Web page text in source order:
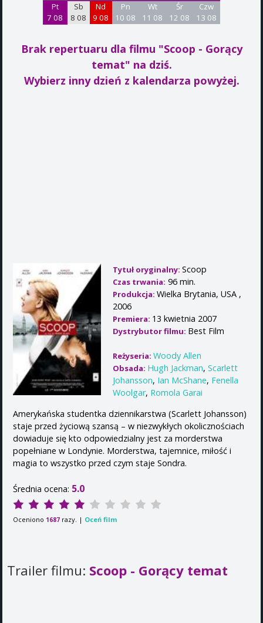
Pt
7 08
Sb
8 08
Nd
9 08
Pn
10 08
Wt
11 08
Śr
12 08
Czw
13 08
Brak repertuaru dla filmu "Scoop - Gorący
temat" na dziś.
Wybierz inny dzień z kalendarza powyżej.
Tytuł oryginalny: Scoop
Czas trwania: 96 min.
Produkcja: Wielka Brytania, USA ,
2006
Premiera: 13 kwietnia 2007
Dystrybutor filmu: Best Film
Reżyseria: Woody Allen
Obsada: Hugh Jackman, Scarlett
Johansson, Ian McShane, Fenella
Woolgar, Romola Garai
Amerykańska studentka dziennikarstwa (Scarlett Johansson)
staje przed życiową szansą – w niezwykłych okolicznościach
dowiaduje się kto odpowiedzialny jest za morderstwa
popełniane w Londynie. Morderstwa, tajemnice, miłość i
magia to wszystko przed czym staje Sondra.
Średnia ocena: 5.0
Oceniono 1687 razy. | Oceń film
Trailer filmu: Scoop - Gorący temat